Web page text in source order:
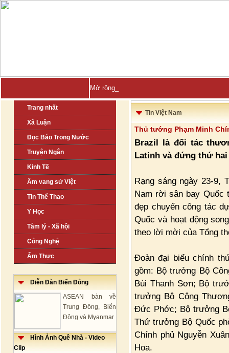
Mở rộng thị trường Thổ N-
Trang nhất
Xã Luận
Đọc Báo Trong Nước
Truyện Ngắn
Kinh Tế
Âm vang sử Việt
Tin Thể Thao
Y Học
Tâm lý - Xã hội
Công Nghệ
Ẩm Thực
Diễn Đàn Biển Đông
ASEAN bàn về
Trung Đông, Biển
Đông và Myanmar
Hình Ảnh Quê Nhà - Video
Clip
Tin Việt Nam
Thủ tướng Phạm Minh
Brazil là đối tác
Latinh và đứng thứ
Rạng sáng ngày 23-9,
Nam rời sân bay Quốc
đẹp chuyến công tác
Quốc và hoạt động
theo lời mời của Tổng
Đoàn đại biểu chính
gồm: Bộ trưởng Bộ
Bùi Thanh Sơn; Bộ
trưởng Bộ Công
Đức Phớc; Bộ trưởng
Thứ trưởng Bộ Quốc
Chính phủ Nguyễn
Hoa.